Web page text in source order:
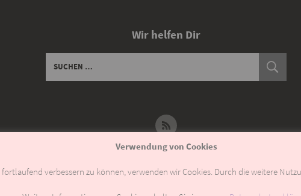
Wir helfen Dir
ANGENOMMEN WERDEN. SOLLTEN NOCH BESTELLUNGEN OFFEN
Verwendung von Cookies
verbessern zu können, verwenden wir Cookies. Durch die weitere